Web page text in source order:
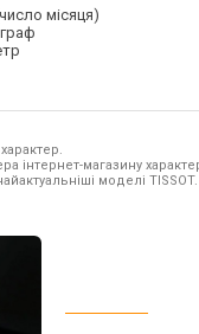
місяця)
магазину
моделі TISSOT.